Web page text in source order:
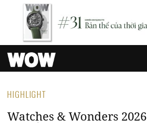
HIGHLIGHT
Watches & Wonders